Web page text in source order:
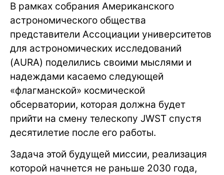
В рамках собрания Американского
астрономического общества
представители Ассоциации университетов
для астрономических исследований
(AURA) поделились своими мыслями и
надеждами касаемо следующей
«флагманской» космической
обсерватории, которая должна будет
прийти на смену телескопу JWST спустя
десятилетие после его работы.
Задача этой будущей миссии, реализация
которой начнется не раньше 2030 года,